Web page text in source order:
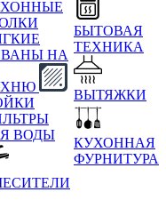
НА
ВОДЫ
БЫТОВАЯ
ТЕХНИКА
ВЫТЯЖКИ
КУХОННАЯ
ФУРНИТУРА